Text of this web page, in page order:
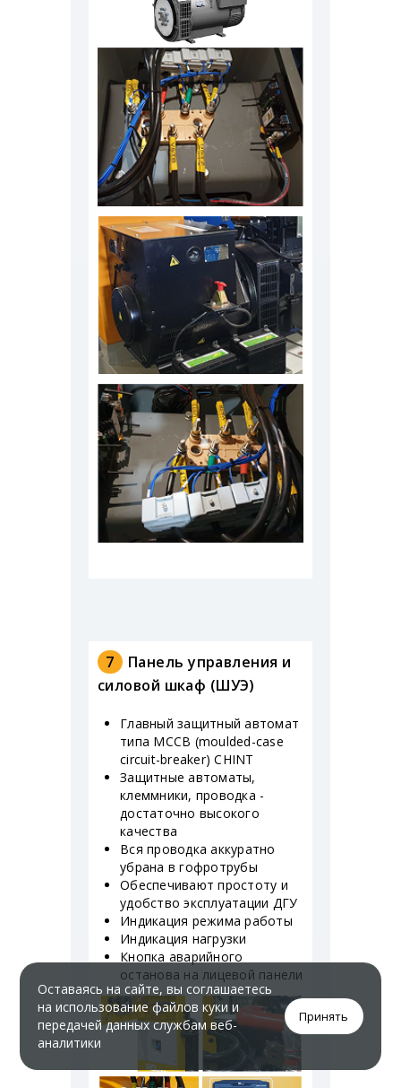
7
Панель управления и
силовой шкаф (ШУЭ)
Главный защитный автомат
типа MCCB (moulded-case
circuit-breaker) CHINT
Защитные автоматы,
клеммники, проводка -
достаточно высокого
качества
Вся проводка аккуратно
убрана в гофротрубы
Обеспечивают простоту и
удобство эксплуатации ДГУ
Индикация режима работы
Индикация нагрузки
Кнопка аварийного
останова на лицевой панели
Оставаясь на сайте, вы соглашаетесь
на использование файлов куки и
передачей данных службам веб-
аналитики
Принять